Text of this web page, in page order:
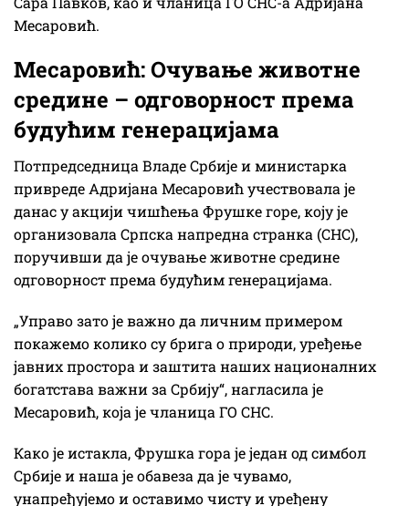
Месаровић.
Месаровић: Очување животне
средине – одговорност према
будућим генерацијама ​
Потпредседница Владе Србије и министарка
привреде Адријана Месаровић учествовала је
данас у акцији чишћења Фрушке горе, коју је
организовала Српска напредна странка (СНС),
поручивши да је очување животне средине
одговорност према будућим генерацијама.
„Управо зато је важно да личним примером
покажемо колико су брига о природи, уређење
јавних простора и заштита наших националних
богатстава важни за Србију“, нагласила је
Месаровић, која је чланица ГО СНС.
Како је истакла, Фрушка гора је један од симбол
Србије и наша је обавеза да је чувамо,
унапређујемо и оставимо чисту и уређену